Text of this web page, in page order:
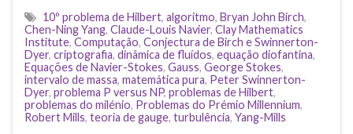
10º problema de Hilbert, algoritmo, Bryan John Birch,
Chen-Ning Yang, Claude-Louis Navier, Clay Mathematics
Institute, Computação, Conjectura de Birch e Swinnerton-
Dyer, criptografia, dinâmica de fluídos, equação diofantina,
Equações de Navier-Stokes, Gauss, George Stokes,
intervalo de massa, matemática pura, Peter Swinnerton-
Dyer, problema P versus NP, problemas de Hilbert,
problemas do milénio, Problemas do Prémio Millennium,
Robert Mills, teoria de gauge, turbulência, Yang-Mills